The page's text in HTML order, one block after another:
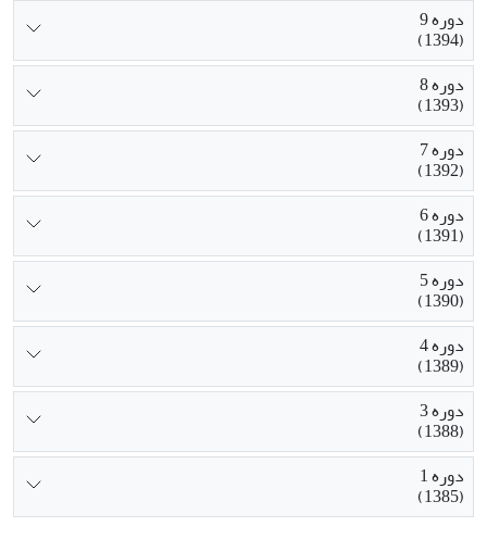
دوره 9
(1394)
دوره 8
(1393)
دوره 7
(1392)
دوره 6
(1391)
دوره 5
(1390)
دوره 4
(1389)
دوره 3
(1388)
دوره 1
(1385)